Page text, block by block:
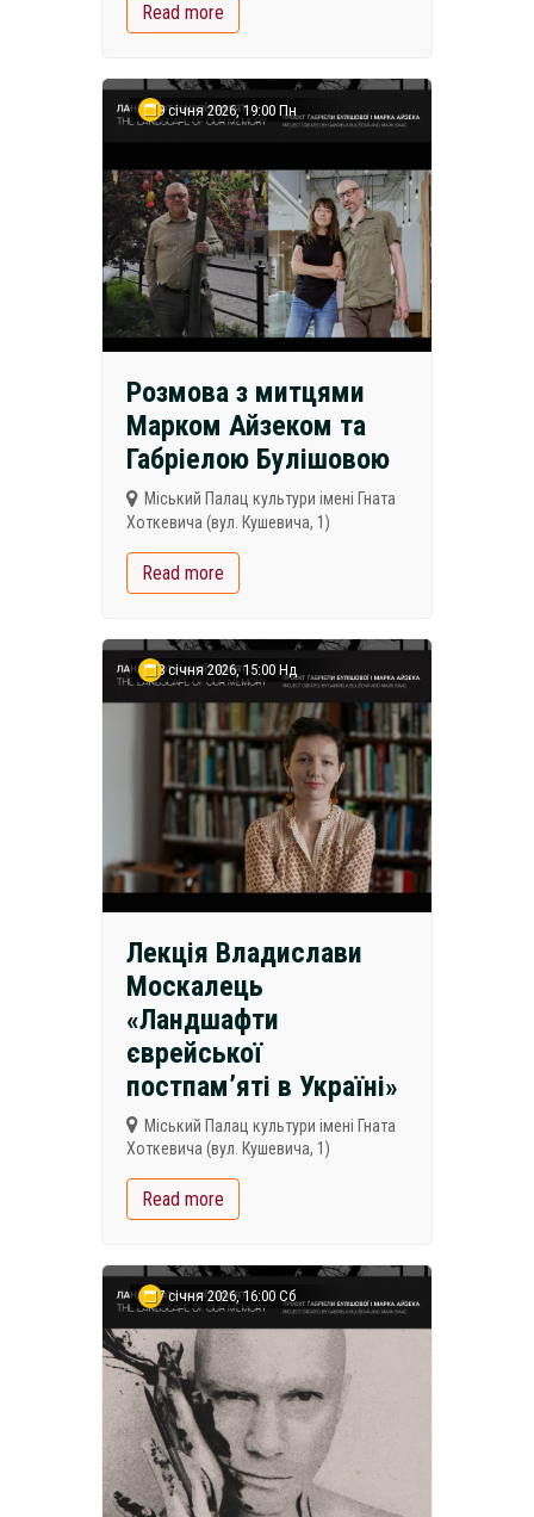
Read more
19 січня 2026, 19:00 Пн
Розмова з митцями
Марком Айзеком та
Габріелою Булішовою
Міський Палац культури імені Гната
Хоткевича (вул. Кушевича, 1)
Read more
18 січня 2026, 15:00 Нд
Лекція Владислави
Москалець
«Ландшафти
єврейської
постпам’яті в Україні»
Міський Палац культури імені Гната
Хоткевича (вул. Кушевича, 1)
Read more
17 січня 2026, 16:00 Сб